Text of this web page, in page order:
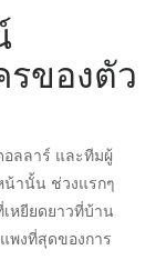
ของตัว
ลลาร์ และทีมผู้
น้านั้น ช่วงแรกๆ
หยียดยาวที่บ้าน
พงที่สุดของการ